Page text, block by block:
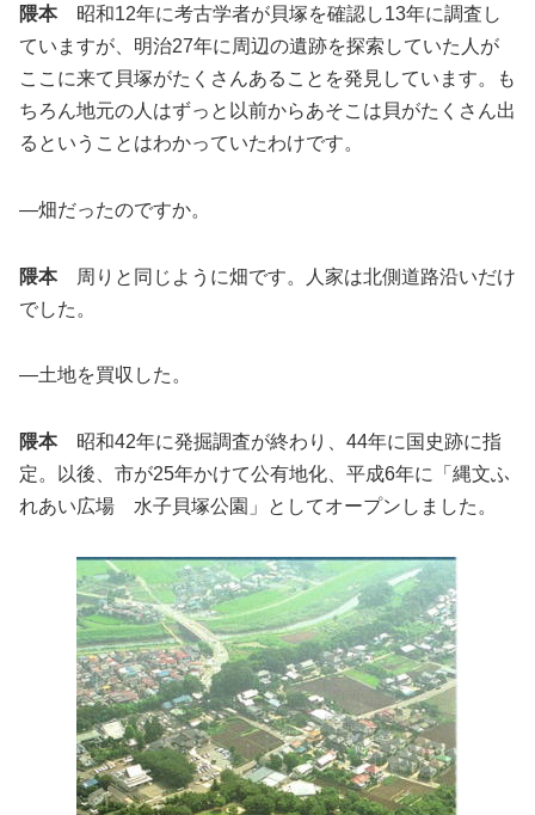
隈本昭和12年に考古学者が貝塚を確認し13年に調査し
ていますが、明治27年に周辺の遺跡を探索していた人が
ここに来て貝塚がたくさんあることを発見しています。も
ちろん地元の人はずっと以前からあそこは貝がたくさん出
るということはわかっていたわけです。
―畑だったのですか。
隈本周りと同じように畑です。人家は北側道路沿いだけ
でした。
―土地を買収した。
隈本昭和42年に発掘調査が終わり、44年に国史跡に指
定。以後、市が25年かけて公有地化、平成6年に「縄文ふ
れあい広場 水子貝塚公園」としてオープンしました。